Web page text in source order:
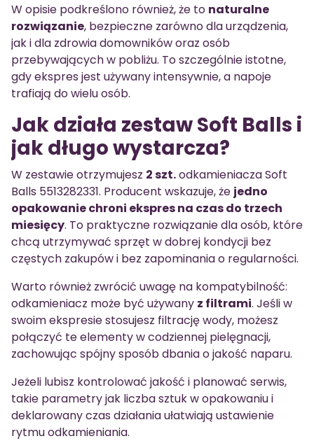
W opisie podkreślono również, że to naturalne
rozwiązanie, bezpieczne zarówno dla urządzenia,
jak i dla zdrowia domowników oraz osób
przebywających w pobliżu. To szczególnie istotne,
gdy ekspres jest używany intensywnie, a napoje
trafiają do wielu osób.
Jak działa zestaw Soft Balls i
jak długo wystarcza?
W zestawie otrzymujesz 2 szt.odkamieniacza Soft
Balls 5513282331. Producent wskazuje, że jedno
opakowanie chroni ekspres na czas do trzech
miesięcy. To praktyczne rozwiązanie dla osób, które
chcą utrzymywać sprzęt w dobrej kondycji bez
częstych zakupów i bez zapominania o regularności.
Warto również zwrócić uwagę na kompatybilność:
odkamieniacz może być używany z filtrami. Jeśli w
swoim ekspresie stosujesz filtrację wody, możesz
połączyć te elementy w codziennej pielęgnacji,
zachowując spójny sposób dbania o jakość naparu.
Jeżeli lubisz kontrolować jakość i planować serwis,
takie parametry jak liczba sztuk w opakowaniu i
deklarowany czas działania ułatwiają ustawienie
rytmu odkamieniania.